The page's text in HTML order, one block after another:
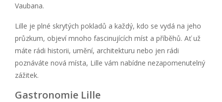
Vaubana.
Lille je plné skrytých pokladů a každý, kdo se vydá na jeho
průzkum, objeví mnoho fascinujících míst a příběhů. Ať už
máte rádi historii, umění, architekturu nebo jen rádi
poznáváte nová místa, Lille vám nabídne nezapomenutelný
zážitek.
Gastronomie Lille